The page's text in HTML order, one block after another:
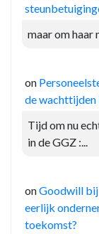
maar om haar
on
de wachttijden
Tijd om nu
in de GGZ :...
onGoodwill
eerlijk
toekomst?